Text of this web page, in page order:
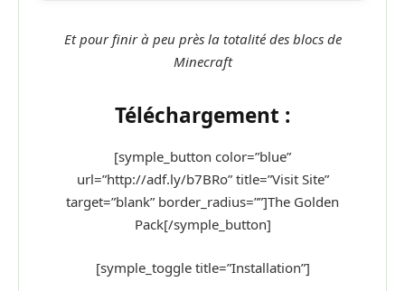
Et pour finir à peu près la totalité des blocs de
Minecraft
Téléchargement :
[symple_button color=”blue”
url=”http://adf.ly/b7BRo” title=”Visit Site”
target=”blank” border_radius=””]The Golden
Pack[/symple_button]
[symple_toggle title=”Installation”]